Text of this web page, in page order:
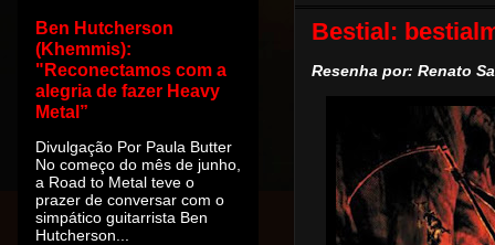
Bestial:
Resenha por: Renato
Ben Hutcherson
(Khemmis):
"Reconectamos com a
alegria de fazer Heavy
Metal”
Divulgação Por Paula Butter
No começo do mês de junho,
a Road to Metal teve o
prazer de conversar com o
simpático guitarrista Ben
Hutcherson...